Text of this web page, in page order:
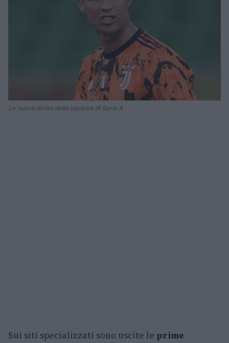
Le nuove divise delle squadre di Serie A
Sui siti specializzati sono uscite le prime